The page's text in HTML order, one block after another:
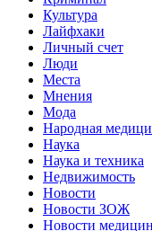
Культура
Лайфхаки
Личный счет
Люди
Места
Мнения
Мода
Народная
Наука
Наука и техника
Недвижимость
Новости
Новости ЗОЖ
Новости